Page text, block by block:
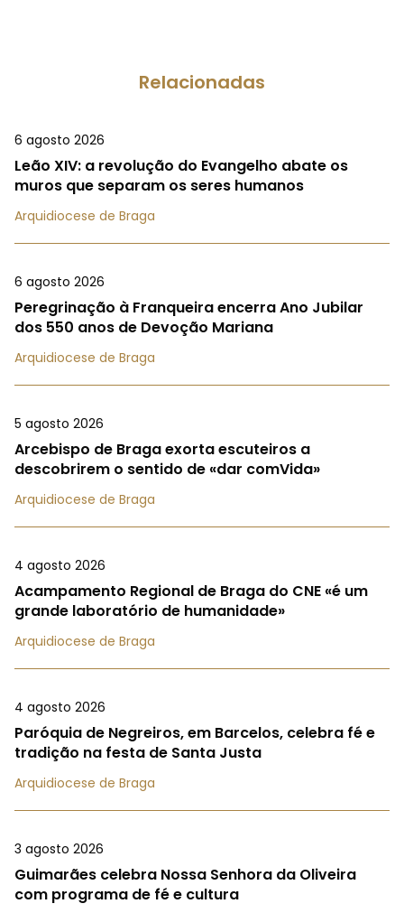
Relacionadas
6 agosto 2026
Leão XIV: a revolução do Evangelho abate os
muros que separam os seres humanos
Arquidiocese de Braga
6 agosto 2026
Peregrinação à Franqueira encerra Ano Jubilar
dos 550 anos de Devoção Mariana
Arquidiocese de Braga
5 agosto 2026
Arcebispo de Braga exorta escuteiros a
descobrirem o sentido de «dar comVida»
Arquidiocese de Braga
4 agosto 2026
Acampamento Regional de Braga do CNE «é um
grande laboratório de humanidade»
Arquidiocese de Braga
4 agosto 2026
Paróquia de Negreiros, em Barcelos, celebra fé e
tradição na festa de Santa Justa
Arquidiocese de Braga
3 agosto 2026
Guimarães celebra Nossa Senhora da Oliveira
com programa de fé e cultura